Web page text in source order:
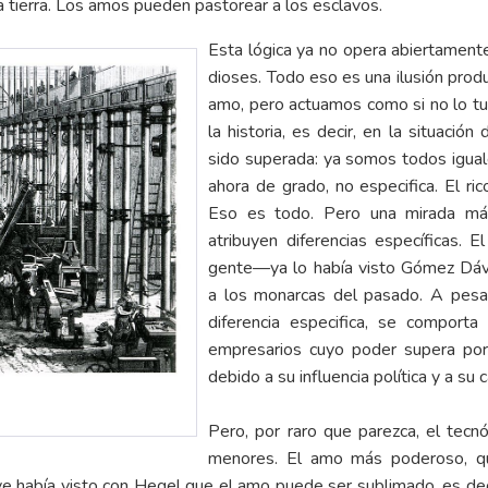
Los amos pueden pastorear a los esclavos.
Esta lógica ya no opera
dioses. Todo eso es una ilusión
amo, pero actuamos como si no lo
la historia, es decir, en la
sido superada: ya somos todos
ahora de grado, no especifica. El
Eso es todo. Pero una mirada
atribuyen diferencias específicas.
gente—ya lo había visto Gómez
a los monarcas del pasado. A
diferencia especifica, se
empresarios cuyo poder supera
debido a su influencia política y a su
Pero, por raro que parezca, el
menores. El amo más poderoso,